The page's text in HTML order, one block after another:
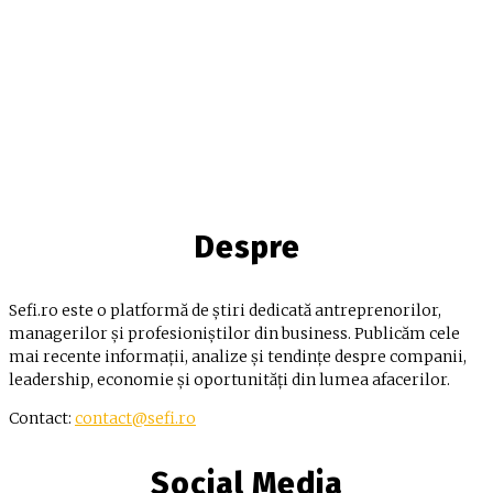
Despre
Sefi.ro este o platformă de știri dedicată antreprenorilor,
managerilor și profesioniștilor din business. Publicăm cele
mai recente informații, analize și tendințe despre companii,
leadership, economie și oportunități din lumea afacerilor.
Contact: contact@sefi.ro
Social Media